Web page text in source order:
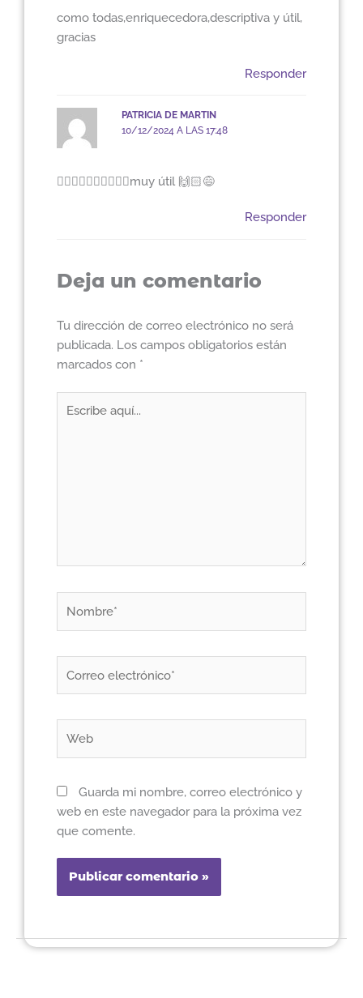
como todas,enriquecedora,descriptiva y útil,
gracias
Responder
PATRICIA DE MARTIN
10/12/2024 A LAS 17:48
👌🏻👌🏻👍🏻👈🏻🙌🏻muy útil 🙌🏻😅
Responder
Deja un comentario
Tu dirección de correo electrónico no será
publicada. Los campos obligatorios están
marcados con *
electrónico*
Guarda mi nombre, correo electrónico y
web en este navegador para la próxima vez
que comente.